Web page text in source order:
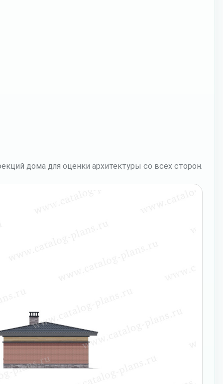
дома для оценки архитектуры со всех сторон.